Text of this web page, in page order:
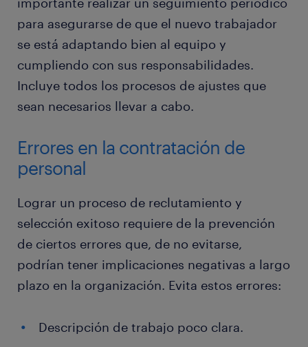
para asegurarse de que el nuevo trabajador
se está adaptando bien al equipo y
cumpliendo con sus responsabilidades.
Incluye todos los procesos de ajustes que
sean necesarios llevar a cabo.
Errores en la contratación de
personal
Lograr un proceso de reclutamiento y
selección exitoso requiere de la prevención
de ciertos errores que, de no evitarse,
podrían tener implicaciones negativas a largo
plazo en la organización. Evita estos errores:
Descripción de trabajo poco clara.